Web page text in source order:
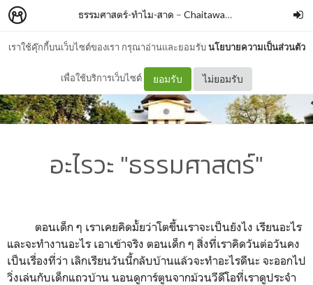
เราใช้คุ๊กกี้บนเว็บไซต์ของเรา กรุณาอ่านและยอมรับนโยบายความเป็นส่วนตัว
เพื่อใช้บริการเว็บไซต์ ยอมรับ ไม่ยอมรับ
ธรรมศาสตร์-ทำไม-สาด – Chaitawat Marc Seephongsai
อะไรวะ "ธรรมศาสตร์"
ตอนเด็ก ๆ เราเคยคิดมั้ยว่าโตขึ้นเราจะเป็นยังไง เรียนอะไร
และจะทำงานอะไร เอาเข้าจริง ตอนเด็ก ๆ สิ่งที่เราคิดวันต่อวันคง
เป็นเรื่องที่ว่า เลิกเรียนวันนี้กลับบ้านแล้วจะทำอะไรดีนะ จะออกไป
วิ่งเล่นกับเด็กแถวบ้าน นอนดูการ์ตูนจากม้วนวีดีโอที่เราดูประจำ